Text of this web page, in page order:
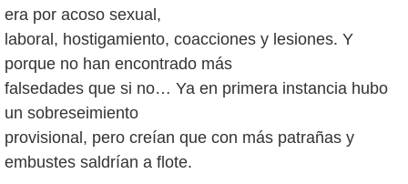
era por acoso sexual,
laboral, hostigamiento, coacciones y lesiones. Y
porque no han encontrado más
falsedades que si no… Ya en primera instancia hubo
un sobreseimiento
provisional, pero creían que con más patrañas y
embustes saldrían a flote.